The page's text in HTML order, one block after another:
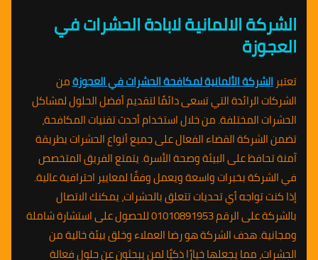
الشركة الالمانية لابادة الحشرات في
العجوزة
تعتبرالشركة الألمانية لمكافحة الحشرات في العجوزةمن
الشركات الرائدة التي تسعى دائمًا لتقديم أفضل الحلول لمشاكل
الحشرات المختلفة. من خلال استخدام أحدث تقنيات المكافحة،
تضمن الشركة القضاء الفعال على جميع أنواع الحشرات بطريقة
آمنة تحافظ على البيئة وصحة الأسرة. يتمتع الفريق المتخصص
في الشركة بخبرات واسعة ويعمل وفقًا لمعايير احترافية عالية.
إذا كنت تواجه أي تحديات تتعلق بالحشرات، يمكنك الاتصال
بالشركة على الرقم 01010891953 للحصول على استشارة شاملة
ومجانية. هدف الشركة هو رضا العملاء وخلق بيئة خالية من
الحشرات، مما يجعلها خيارًا ذكيًا لمن يبحثون عن حلول فعالة